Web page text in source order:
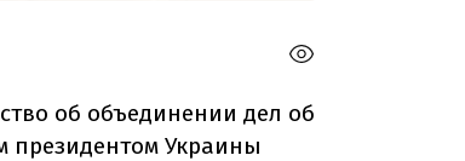
об объединении дел об
президентом Украины